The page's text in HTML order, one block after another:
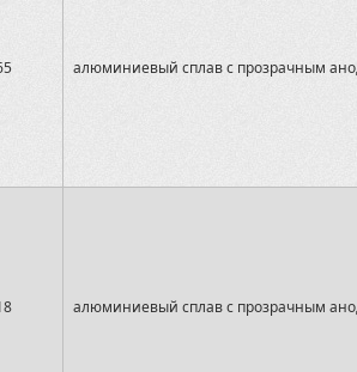
алюминиевый сплав с прозрачным
алюминиевый сплав с прозрачным